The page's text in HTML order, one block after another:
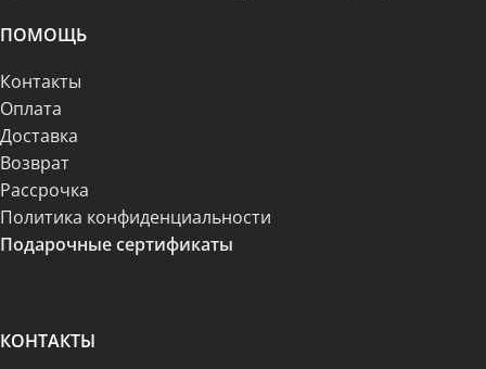
ПОМОЩЬ
Контакты
Оплата
Доставка
Возврат
Рассрочка
Политика конфиденциальности
Подарочные сертификаты
КОНТАКТЫ